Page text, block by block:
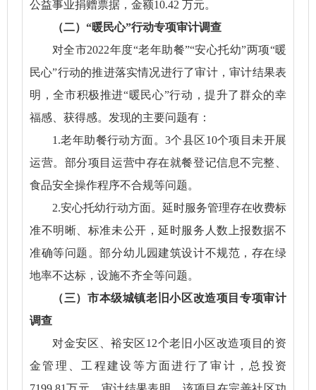
公益事业捐赠票据，金额10.42 万元。
（二）“暖民心”行动专项审计调查
对全市2022年度“老年助餐”“安心托幼”两项“暖
民心”行动的推进落实情况进行了审计，审计结果表
明，全市积极推进“暖民心”行动，提升了群众的幸
福感、获得感。发现的主要问题有：
1.老年助餐行动方面。3个县区10个项目未开展
运营。部分项目运营中存在就餐登记信息不完整、
食品安全操作程序不合规等问题。
2.安心托幼行动方面。延时服务管理存在收费标
准不明晰、标准未公开，延时服务人数上报数据不
准确等问题。部分幼儿园建筑设计不规范，存在绿
地率不达标，设施不齐全等问题。
（三）市本级城镇老旧小区改造项目专项审计
调查
对金安区、裕安区12个老旧小区改造项目的资
金管理、工程建设等方面进行了审计，总投资